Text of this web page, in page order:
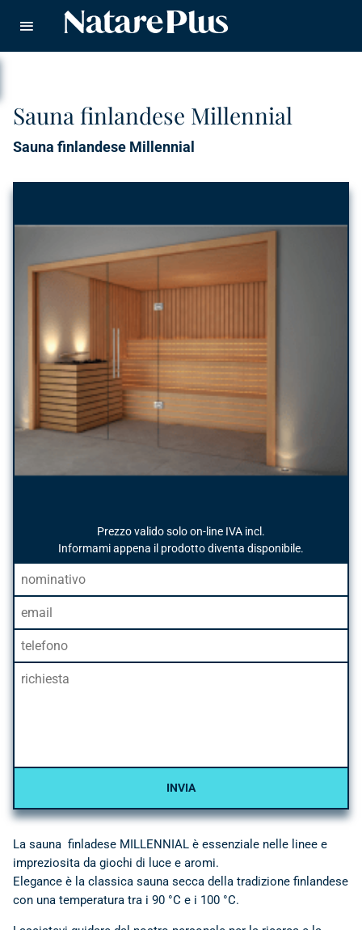
Sauna finlandese Millennial
Sauna finlandese Millennial
Prezzo valido solo on-line IVA incl.
Informami appena il prodotto diventa disponibile.
La sauna finladese MILLENNIAL è essenziale nelle linee e
impreziosita da giochi di luce e aromi.
Elegance è la classica sauna secca della tradizione finlandese
con una temperatura tra i 90 °C e i 100 °C.